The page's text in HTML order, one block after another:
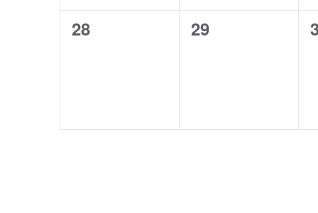
0
28
0
29
0